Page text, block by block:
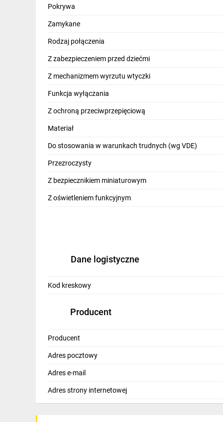
Pokrywa
Zamykane
Rodzaj połączenia
Z zabezpieczeniem przed dziećmi
Z mechanizmem wyrzutu wtyczki
Funkcja wyłączania
Z ochroną przeciwprzepięciową
Materiał
Do stosowania w warunkach trudnych (wg VDE)
Przezroczysty
Z bezpiecznikiem miniaturowym
Z oświetleniem funkcyjnym
Dane logistyczne
Kod kreskowy
Producent
Producent
Adres pocztowy
Adres e-mail
Adres strony internetowej